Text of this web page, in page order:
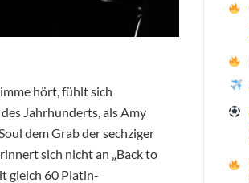
hört, fühlt sich
Jahrhunderts, als Amy
dem Grab der sechziger
sich nicht an „Back to
gleich 60 Platin-